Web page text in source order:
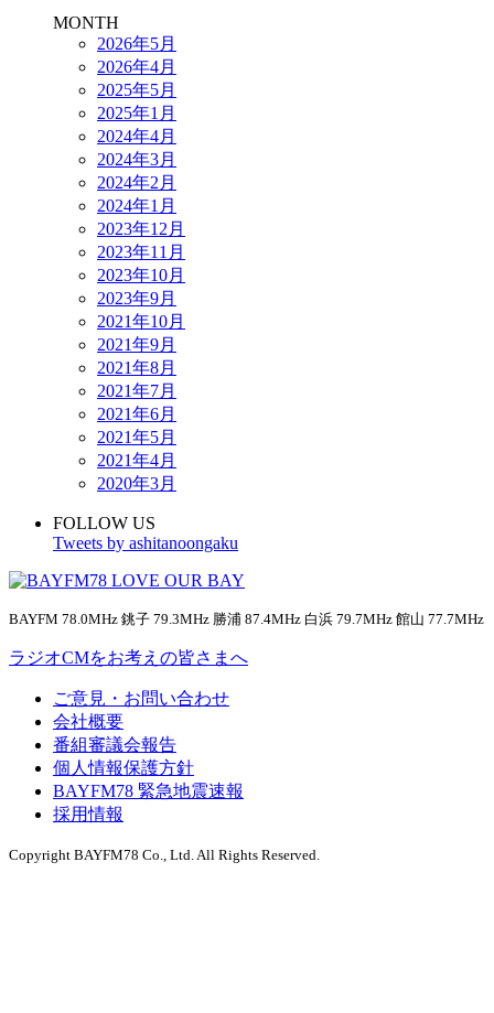
MONTH
2026年5月
2026年4月
2025年5月
2025年1月
2024年4月
2024年3月
2024年2月
2024年1月
2023年12月
2023年11月
2023年10月
2023年9月
2021年10月
2021年9月
2021年8月
2021年7月
2021年6月
2021年5月
2021年4月
2020年3月
FOLLOW US
Tweets by ashitanoongaku
BAYFM 78.0MHz 銚子 79.3MHz 勝浦 87.4MHz 白浜 79.7MHz 館山 77.7MHz
ラジオCMをお考えの皆さまへ
ご意見・お問い合わせ
会社概要
番組審議会報告
個人情報保護方針
BAYFM78 緊急地震速報
採用情報
Copyright BAYFM78 Co., Ltd. All Rights Reserved.